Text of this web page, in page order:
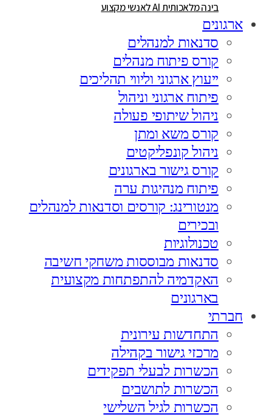
בינה מלאכותית AI לאנשי מקצוע
ארגונים
סדנאות למנהלים
קורס פיתוח מנהלים
ייעוץ ארגוני וליווי תהליכים
פיתוח ארגוני וניהול
ניהול שיתופי פעולה
קורס משא ומתן
ניהול קונפליקטים
קורס גישור בארגונים
פיתוח מנהיגות ערה
מנטורינג: קורסים וסדנאות למנהלים
ובכירים
טכנולוגיות
סדנאות מבוססות משחקי חשיבה
האקדמיה להתפתחות מקצועית
בארגונים
חברתי
התחדשות עירונית
מרכזי גישור בקהילה
הכשרות לבעלי תפקידים
הכשרות לתושבים
הכשרות לגיל השלישי